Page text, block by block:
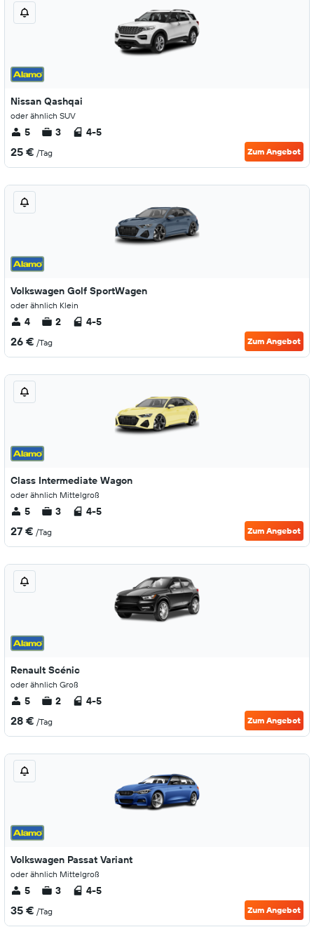
Nissan Qashqai
oder ähnlich SUV
5 3 4-5
25 € /Tag Zum Angebot
Volkswagen Golf SportWagen
oder ähnlich Klein
4 2 4-5
26 € /Tag Zum Angebot
Class Intermediate Wagon
oder ähnlich Mittelgroß
5 3 4-5
27 € /Tag Zum Angebot
Renault Scénic
oder ähnlich Groß
5 2 4-5
28 € /Tag Zum Angebot
Volkswagen Passat Variant
oder ähnlich Mittelgroß
5 3 4-5
35 € /Tag Zum Angebot